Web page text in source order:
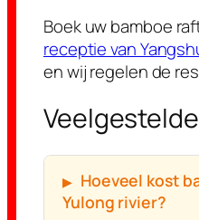
Boek uw bamboe
receptie van
en wij regelen de
Hoeveel kost
Yulong rivier?